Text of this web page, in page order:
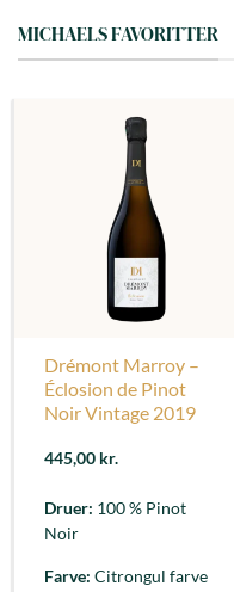
MICHAELS FAVORITTER
Drémont Marroy –
Éclosion de Pinot
Noir Vintage 2019
445,00 kr.
Druer: 100 % Pinot
Noir
Farve: Citrongul farve